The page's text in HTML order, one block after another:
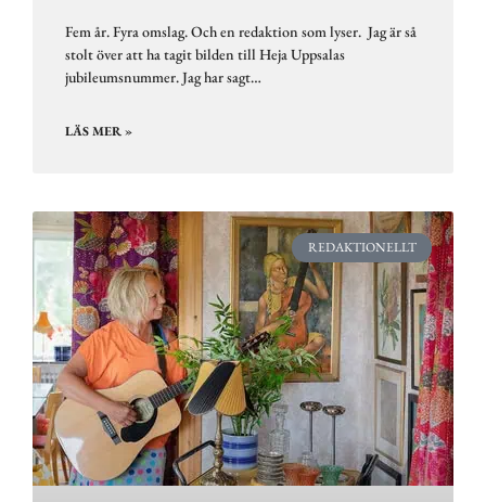
Fem år. Fyra omslag. Och en redaktion som lyser. Jag är så
stolt över att ha tagit bilden till Heja Uppsalas
jubileumsnummer. Jag har sagt…
LÄS MER »
REDAKTIONELLT